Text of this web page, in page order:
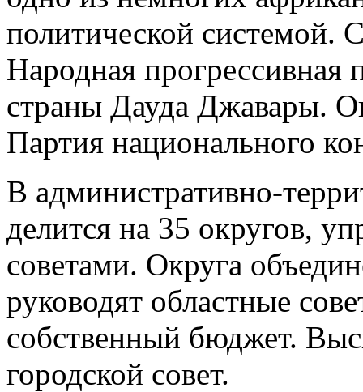
политической системой.
Народная
страны Дауда Джавары.
Партия национального
В административно-
делится на 35 округов,
советами. Округа
руководят областные
собственный бюджет.
городской совет.